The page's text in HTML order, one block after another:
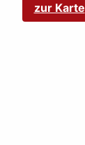
zur Karte